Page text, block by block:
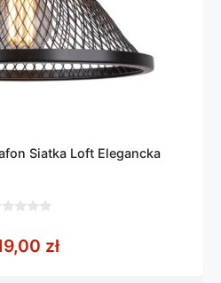
Siatka Loft Elegancka
zł